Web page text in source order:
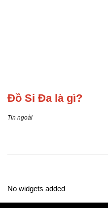
Đồ Si Đa là gì?
Tin ngoài
No widgets added